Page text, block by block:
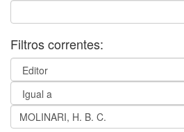
Filtros correntes: